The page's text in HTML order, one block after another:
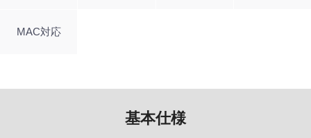
MAC対応
基本仕様